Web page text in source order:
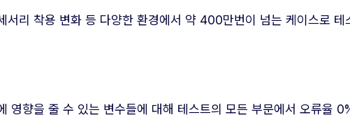
리 착용 변화 등 다양한 환경에서 약 400만번이 넘는 케이스로 테
향을 줄 수 있는 변수들에 대해 테스트의 모든 부문에서 오류율